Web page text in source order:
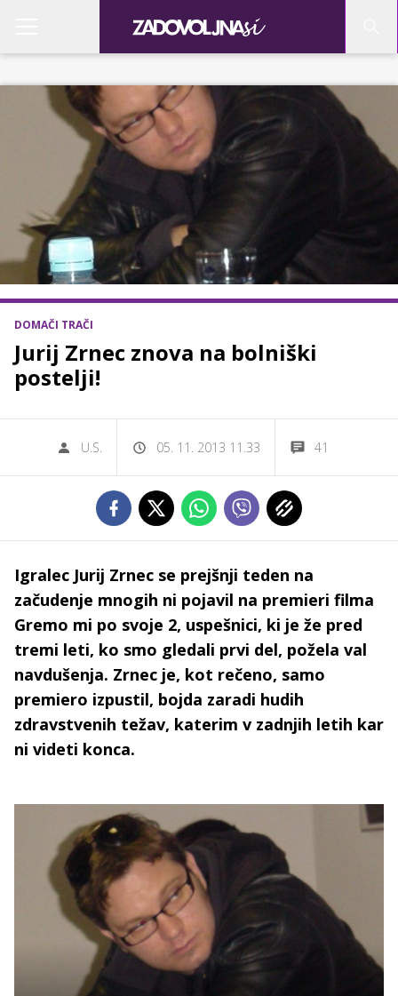
DOMAČI TRAČI
Jurij Zrnec znova na bolniški
postelji!
U.S. 05. 11. 2013 11.33 41
Igralec Jurij Zrnec se prejšnji teden na
začudenje mnogih ni pojavil na premieri filma
Gremo mi po svoje 2, uspešnici, ki je že pred
tremi leti, ko smo gledali prvi del, požela val
navdušenja. Zrnec je, kot rečeno, samo
premiero izpustil, bojda zaradi hudih
zdravstvenih težav, katerim v zadnjih letih kar
ni videti konca.